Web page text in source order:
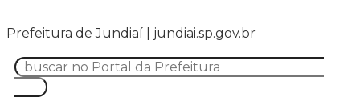
Prefeitura de Jundiaí | jundiai.sp.gov.br